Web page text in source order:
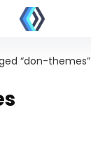
“don-themes”